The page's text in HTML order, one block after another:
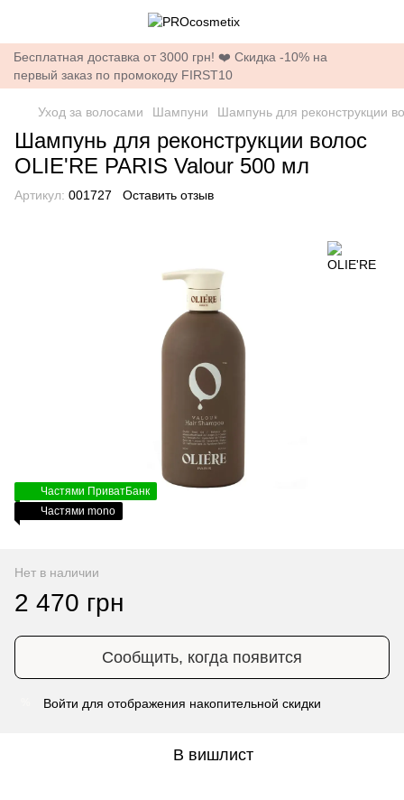
Бесплатная доставка от 3000 грн! ❤️ Скидка -10% на
первый заказ по промокоду FIRST10
Уход за волосами Шампуни Шампунь для реконструкции
Шампунь для реконструкции волос
OLIE'RE PARIS Valour 500 мл
Артикул: 001727 Оставить отзыв
Частями ПриватБанк
Частями mono
Нет в наличии
2 470 грн
Сообщить, когда появится
Войти для отображения накопительной скидки
В вишлист